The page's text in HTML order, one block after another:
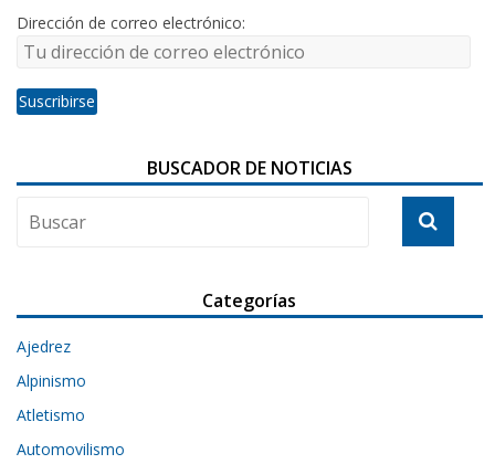
Dirección de correo electrónico:
BUSCADOR DE NOTICIAS
Categorías
Ajedrez
Alpinismo
Atletismo
Automovilismo